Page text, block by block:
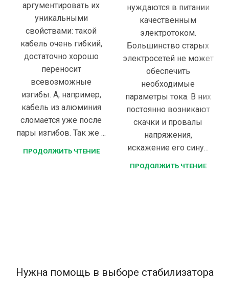
аргументировать их
уникальными
свойствами: такой
кабель очень гибкий,
достаточно хорошо
переносит
всевозможные
изгибы. А, например,
кабель из алюминия
сломается уже после
пары изгибов. Так же ...
ПРОДОЛЖИТЬ ЧТЕНИЕ
нуждаются в питании
качественным
электротоком.
Большинство старых
электросетей не может
обеспечить
необходимые
параметры тока. В них
постоянно возникают
скачки и провалы
напряжения,
искажение его сину...
ПРОДОЛЖИТЬ ЧТЕНИЕ
Нужна помощь в выборе стабилизатора